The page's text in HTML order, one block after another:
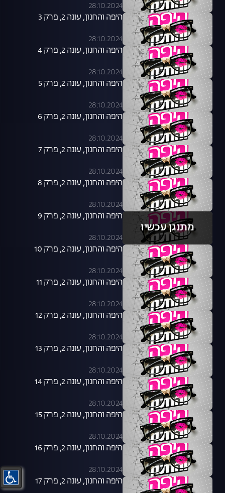
28.10.2024
היפה והחנון, עונה 2, פרק 3
28.10.2024
היפה והחנון, עונה 2, פרק 4
28.10.2024
היפה והחנון, עונה 2, פרק 5
28.10.2024
היפה והחנון, עונה 2, פרק 6
28.10.2024
היפה והחנון, עונה 2, פרק 7
28.10.2024
היפה והחנון, עונה 2, פרק 8
28.10.2024
מתנגן עכשיו
היפה והחנון, עונה 2, פרק 9
28.10.2024
היפה והחנון, עונה 2, פרק 10
28.10.2024
היפה והחנון, עונה 2, פרק 11
28.10.2024
היפה והחנון, עונה 2, פרק 12
28.10.2024
היפה והחנון, עונה 2, פרק 13
28.10.2024
היפה והחנון, עונה 2, פרק 14
28.10.2024
היפה והחנון, עונה 2, פרק 15
28.10.2024
היפה והחנון, עונה 2, פרק 16
28.10.2024
היפה והחנון, עונה 2, פרק 17